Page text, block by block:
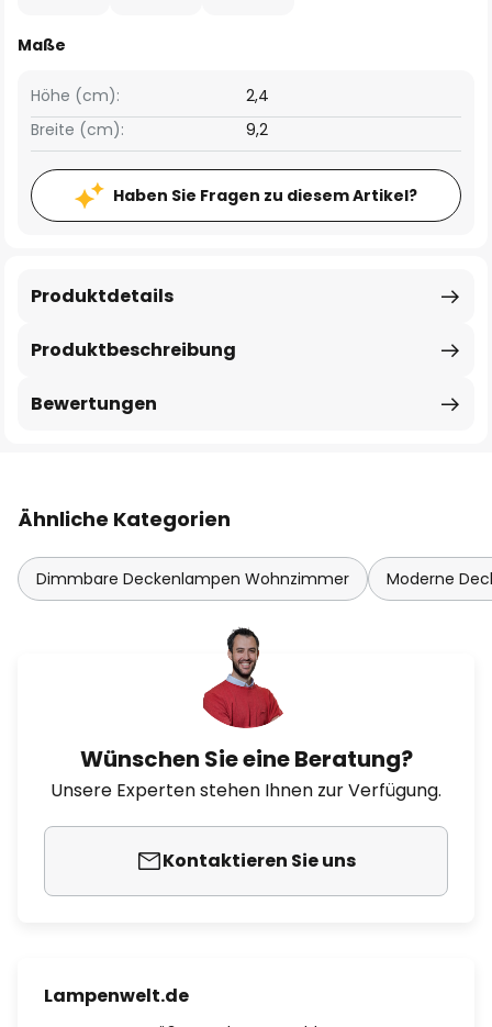
Maße
Breite (cm): 9,2
Höhe (cm): 2,4
Haben Sie Fragen zu diesem Artikel?
Produktbeschreibung
Produktdetails
Bewertungen
Ähnliche Kategorien
Dimmbare Deckenlampen Wohnzimmer Moderne
Wünschen Sie eine Beratung?
Unsere Experten stehen Ihnen zur Verfügung.
Kontaktieren Sie uns
Lampenwelt.de